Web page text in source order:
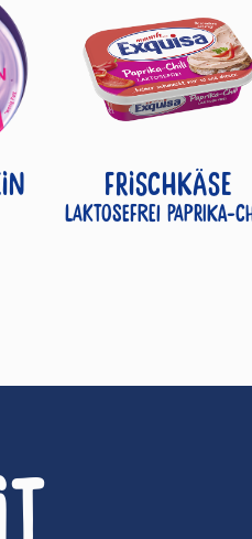
FRISCHKÄSE
Laktosefrei Paprika-